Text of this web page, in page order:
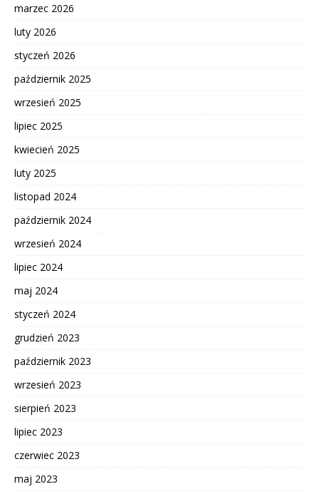
marzec 2026
luty 2026
styczeń 2026
październik 2025
wrzesień 2025
lipiec 2025
kwiecień 2025
luty 2025
listopad 2024
październik 2024
wrzesień 2024
lipiec 2024
maj 2024
styczeń 2024
grudzień 2023
październik 2023
wrzesień 2023
sierpień 2023
lipiec 2023
czerwiec 2023
maj 2023